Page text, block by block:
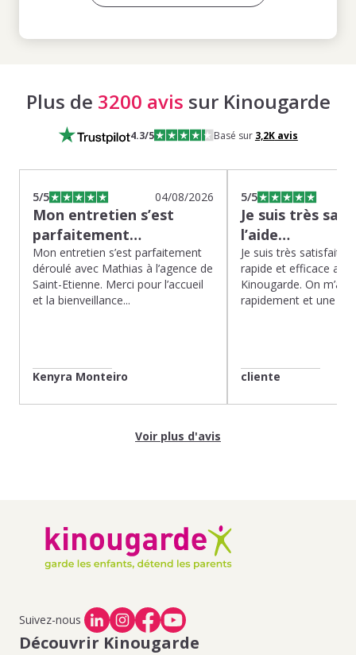
Plus de 3200 avis sur Kinougarde
4.3/5 Basé sur 3,2Kavis
5/5 04/08/2026
Mon entretien s’est
parfaitement…
Mon entretien s’est parfaitement
déroulé avec Mathias à l’agence de
Saint-Etienne. Merci pour l’accueil
et la bienveillance...
Kenyra Monteiro
5/5
Je suis très
l’aide…
Je suis très satisfaite
rapide et efficace
Kinougarde. On m’a
rapidement et une
cliente
Voir plus d'avis
Suivez-nous
Découvrir Kinougarde